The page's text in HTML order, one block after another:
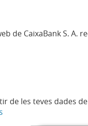
de CaixaBank S. A.
les teves dades